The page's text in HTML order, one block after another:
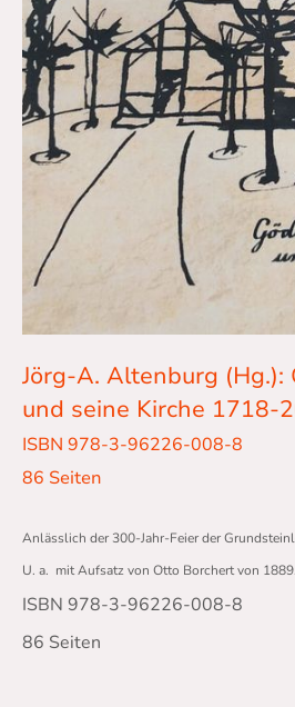
Jörg-A. Altenburg (Hg.):
und seine Kirche 1718-
ISBN 978-3-96226-008-8
86 Seiten
Anlässlich der 300-Jahr-Feier der
U. a. mit Aufsatz von Otto Borchert von 1889.
ISBN 978-3-96226-008-8
86 Seiten